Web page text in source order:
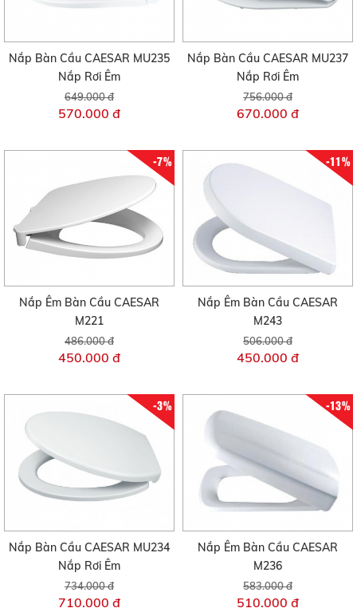
Nắp Bàn Cầu CAESAR MU235
Nắp Rơi Êm
649.000 đ
570.000 đ
Nắp Bàn Cầu CAESAR MU237
Nắp Rơi Êm
756.000 đ
670.000 đ
-7%
Nắp Êm Bàn Cầu CAESAR
M221
486.000 đ
450.000 đ
-11%
Nắp Êm Bàn Cầu CAESAR
M243
506.000 đ
450.000 đ
-3%
Nắp Bàn Cầu CAESAR MU234
Nắp Rơi Êm
734.000 đ
710.000 đ
-13%
Nắp Êm Bàn Cầu CAESAR
M236
583.000 đ
510.000 đ